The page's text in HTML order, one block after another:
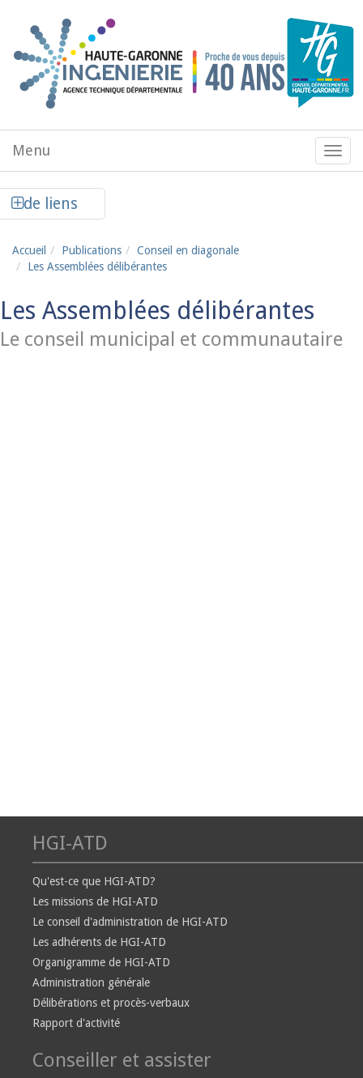
Menu
de
Menu
de liens
Accueil Publications
Conseil en diagonale
Les Assemblées délibérantes
Les Assemblées délibérantes
Le conseil municipal et communautaire
HGI-ATD
Qu'est-ce que HGI-ATD?
Les missions de HGI-ATD
Le conseil d'administration de HGI-ATD
Les adhérents de HGI-ATD
Organigramme de HGI-ATD
Administration générale
Délibérations et procès-verbaux
Rapport d'activité
Conseiller et assister